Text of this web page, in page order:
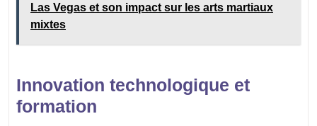
Las Vegas et son impact sur les arts martiaux
mixtes
Innovation technologique et
formation